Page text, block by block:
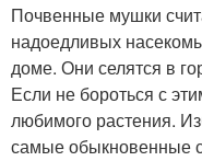
Почвенные мушки
надоедливых
доме. Они селятся в
Если не бороться с
любимого растения.
самые обыкновенные